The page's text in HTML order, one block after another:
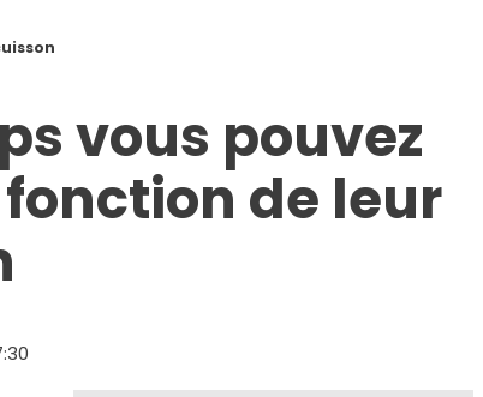
vous pouvez
de leur